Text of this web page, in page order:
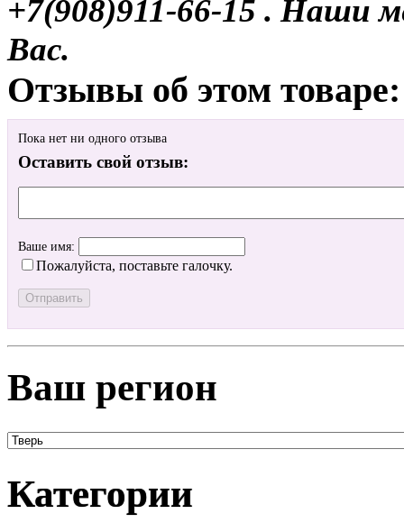
+7(908)911-66-15 . Наши
Вас.
Отзывы об этом товаре:
Пока нет ни одного отзыва
Оставить свой отзыв:
Ваше имя:
Пожалуйста, поставьте галочку.
Ваш регион
Категории